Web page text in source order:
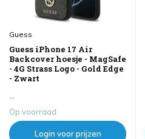
Guess
Guess iPhone 17 Air
Backcover hoesje - MagSafe
- 4G Strass Logo - Gold Edge
- Zwart
Op voorraad
Login voor prijzen